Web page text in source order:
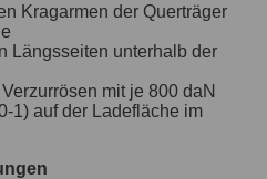
Kragarmen der Querträger
Längsseiten unterhalb der
mit je 800 daN
1) auf der Ladefläche im